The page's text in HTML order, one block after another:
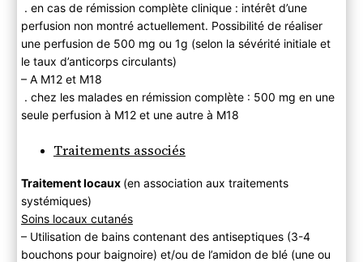
. en cas de rémission complète clinique : intérêt d’une
perfusion non montré actuellement. Possibilité de réaliser
une perfusion de 500 mg ou 1g (selon la sévérité initiale et
le taux d’anticorps circulants)
– A M12 et M18
. chez les malades en rémission complète : 500 mg en une
seule perfusion à M12 et une autre à M18
Traitements associés
Traitement locaux (en association aux traitements
systémiques)
Soins locaux cutanés
– Utilisation de bains contenant des antiseptiques (3-4
bouchons pour baignoire) et/ou de l’amidon de blé (une ou